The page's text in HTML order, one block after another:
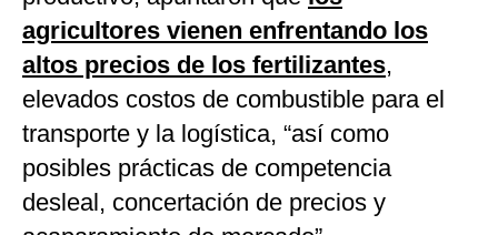
agricultores vienen enfrentando los
altos precios de los fertilizantes,
elevados costos de combustible para el
transporte y la logística, “así como
posibles prácticas de competencia
desleal, concertación de precios y